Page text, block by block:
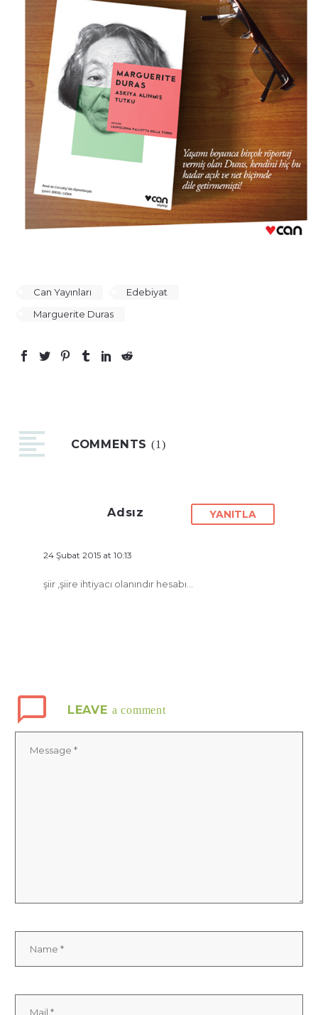
Can Yayınları
Edebiyat
Marguerite Duras
COMMENTS(1)
Adsız
24 Şubat 2015 at 10:13
YANITLA
şiir ,şiire ihtiyacı olanındır hesabı…
LEAVE a comment